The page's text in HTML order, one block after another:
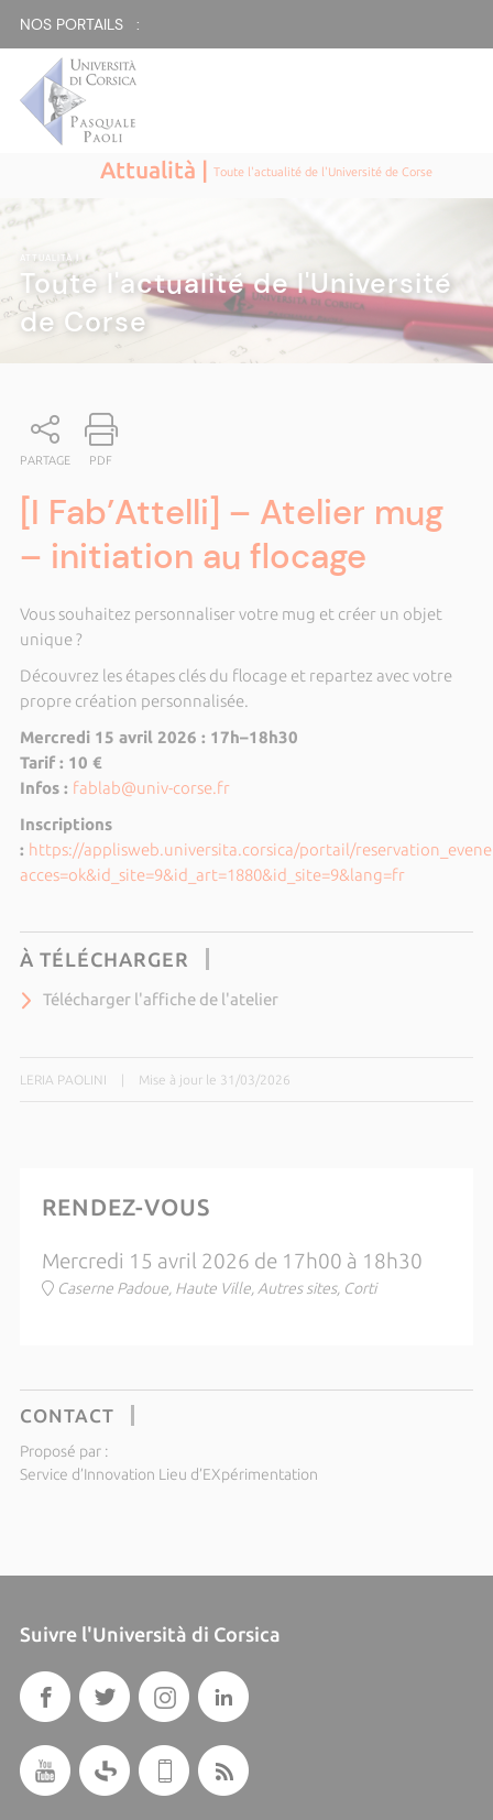
NOS PORTAILS :
Attualità |Toute l'actualité de l'Université de Corse
ATTUALITÀ|
Toute l'actualité de l'Université
de Corse
PARTAGE PDF
[I Fab’Attelli] – Atelier mug
– initiation au flocage
Vous souhaitez personnaliser votre mug et créer un objet
unique ?
Découvrez les étapes clés du flocage et repartez avec votre
propre création personnalisée.
Mercredi 15 avril 2026 : 17h–18h30
Tarif : 10 €
Infos : fablab@univ-corse.fr
Inscriptions
: https://applisweb.universita.corsica/portail/
acces=ok&id_site=9&id_art=1880&id_site=9&lang=fr
À TÉLÉCHARGER
Télécharger l'affiche de l'atelier
LERIA PAOLINI Mise à jour le 31/03/2026
RENDEZ-VOUS
Mercredi 15 avril 2026 de 17h00 à 18h30
Caserne Padoue, Haute Ville, Autres sites, Corti
CONTACT
Proposé par :
Service d’Innovation Lieu d’EXpérimentation
Suivre l'Università di Corsica